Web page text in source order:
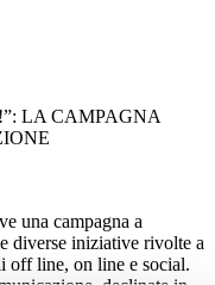
LA CAMPAGNA
una campagna a
diverse iniziative rivolte a
off line, on line e social.